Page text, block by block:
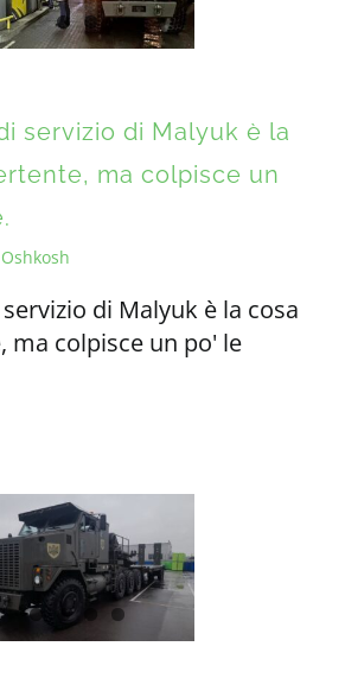
servizio di Malyuk è la
ma colpisce un
Oshkosh
di Malyuk è la cosa
ma colpisce un po' le